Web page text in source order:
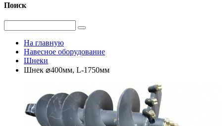
Поиск
На главную
Навесное оборудование
Шнеки
Шнек ⌀400мм, L-1750мм